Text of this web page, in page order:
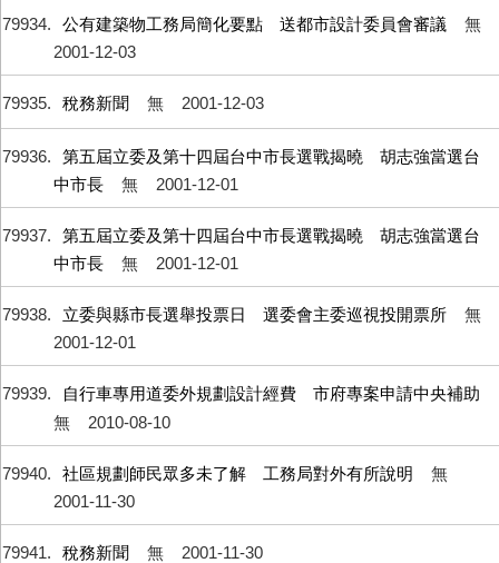
79934 公有建築物工務局簡化要點 送都市設計委員會審議
無
2001-12-03
79935 稅務新聞 無 2001-12-03
79936
第五屆立委及第十四屆台中市長選戰揭曉 胡志強當選台
中市長
無 2001-12-01
79937
第五屆立委及第十四屆台中市長選戰揭曉 胡志強當選台
中市長
無 2001-12-01
79938 立委與縣市長選舉投票日 選委會主委巡視投開票所
無
2001-12-01
79939
自行車專用道委外規劃設計經費 市府專案申請中央補助
無
2010-08-10
79940 社區規劃師民眾多未了解 工務局對外有所說明
無
2001-11-30
79941 稅務新聞 無 2001-11-30